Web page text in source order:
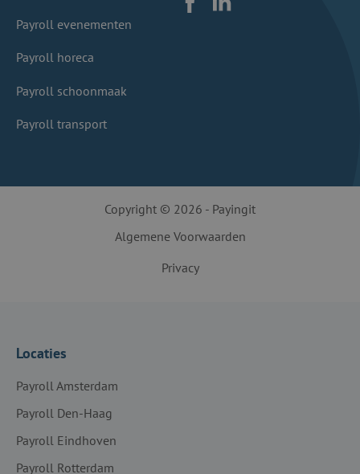
Payroll evenementen
Payroll horeca
Payroll schoonmaak
Payroll transport
FacebookLinkedIn
Copyright © 2026 - Payingit
Algemene Voorwaarden
Privacy
Locaties
Payroll Amsterdam
Payroll Den-Haag
Payroll Eindhoven
Payroll Rotterdam